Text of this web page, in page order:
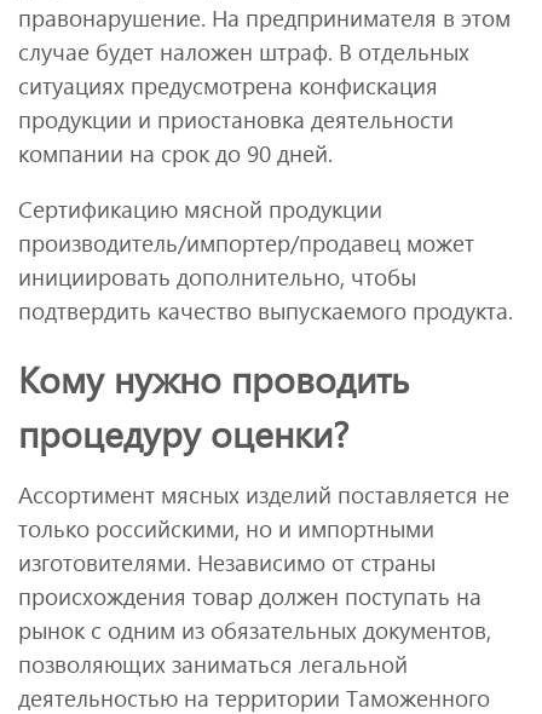
правонарушение. На предпринимателя в этом
случае будет наложен штраф. В отдельных
ситуациях предусмотрена конфискация
продукции и приостановка деятельности
компании на срок до 90 дней.
Сертификацию мясной продукции
производитель/импортер/продавец может
инициировать дополнительно, чтобы
подтвердить качество выпускаемого продукта.
Кому нужно проводить
процедуру оценки?
Ассортимент мясных изделий поставляется не
только российскими, но и импортными
изготовителями. Независимо от страны
происхождения товар должен поступать на
рынок с одним из обязательных документов,
позволяющих заниматься легальной
деятельностью на территории Таможенного